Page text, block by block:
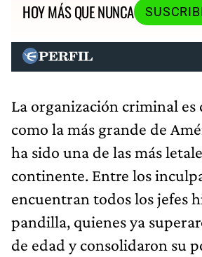
HOY MÁS QUE NUNCA
La organización criminal es
como la más grande de
ha sido una de las más
continente. Entre los
encuentran todos los jefes
pandilla, quienes ya
de edad y consolidaron su